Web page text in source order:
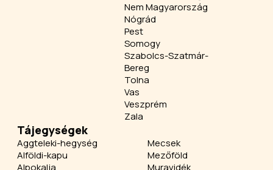
Nem Magyarország
Nógrád
Pest
Somogy
Szabolcs-Szatmár-
Bereg
Tolna
Vas
Veszprém
Zala
Tájegységek
Aggteleki-hegység
Alföldi-kapu
Alpokalja
Mecsek
Mezőföld
Muravidék